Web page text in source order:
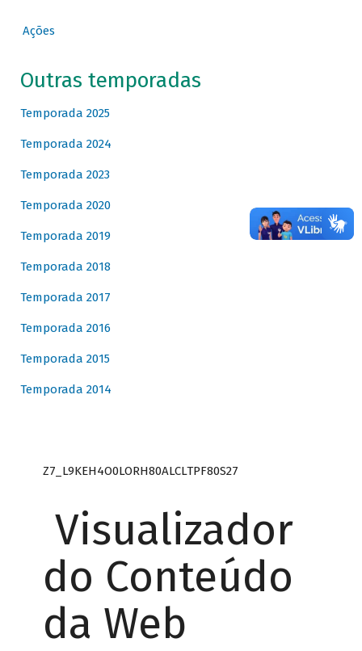
Ações
Outras temporadas
Temporada 2025
Temporada 2024
Temporada 2023
Temporada 2020
Temporada 2019
Temporada 2018
Temporada 2017
Temporada 2016
Temporada 2015
Temporada 2014
Z7_L9KEH4O0LORH80ALCLTPF80S27
Visualizador
do Conteúdo
da Web